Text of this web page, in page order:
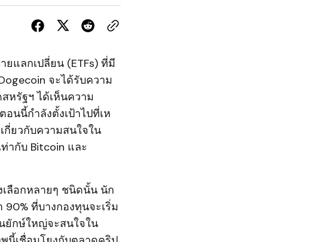
แลกเปลี่ยน (ETFs) ที่มี
จะได้รับความ
หรัฐฯ ได้เห็นความ
อนนี้กำลังตั้งเป้าไปที่เห
ยวกับความสนใจใน
ากับ Bitcoin และ
เลือกหลายๆ ชนิดนั้น นัก
ที่บางกองทุนจะเริ่ม
ยักษ์ใหญ่จะสนใจใน